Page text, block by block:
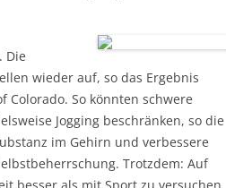
Die
wieder auf, so das Ergebnis
So könnten schwere
Jogging beschränken, so die
im Gehirn und verbessere
Trotzdem: Auf